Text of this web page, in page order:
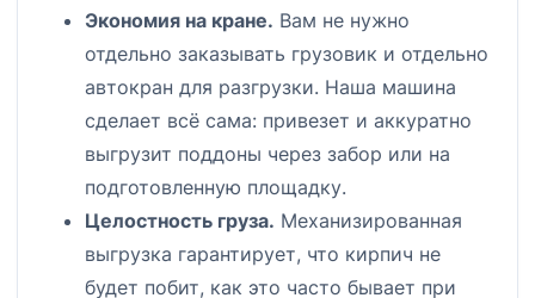
Экономия на кране. Вам не нужно
отдельно заказывать грузовик и отдельно
автокран для разгрузки. Наша машина
сделает всё сама: привезет и аккуратно
выгрузит поддоны через забор или на
подготовленную площадку.
Целостность груза. Механизированная
выгрузка гарантирует, что кирпич не
будет побит, как это часто бывает при